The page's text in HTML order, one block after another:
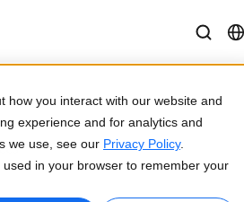
how you interact with our website and
experience and for analytics and
we use, see our Privacy Policy.
in your browser to remember your